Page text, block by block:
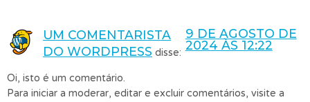
UM COMENTARISTA
DO WORDPRESS disse:
9 DE AGOSTO DE
2024 ÀS 12:22
Oi, isto é um comentário.
Para iniciar a moderar, editar e excluir comentários, visite a